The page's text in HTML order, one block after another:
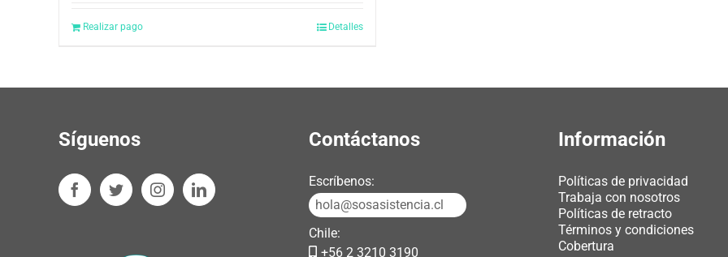
Realizar pago Detalles
Síguenos Contáctanos
Escríbenos:
hola@sosasistencia.cl
Chile:
+56 2 3210 3190
Información
Políticas de privacidad
Trabaja con nosotros
Políticas de retracto
Términos y condiciones
Cobertura